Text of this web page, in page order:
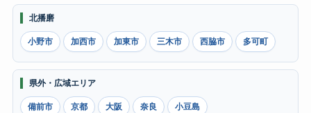
北播磨
小野市
加西市 加東市 三木市 西脇市 多可町
県外・広域エリア
備前市
京都 大阪 奈良 小豆島